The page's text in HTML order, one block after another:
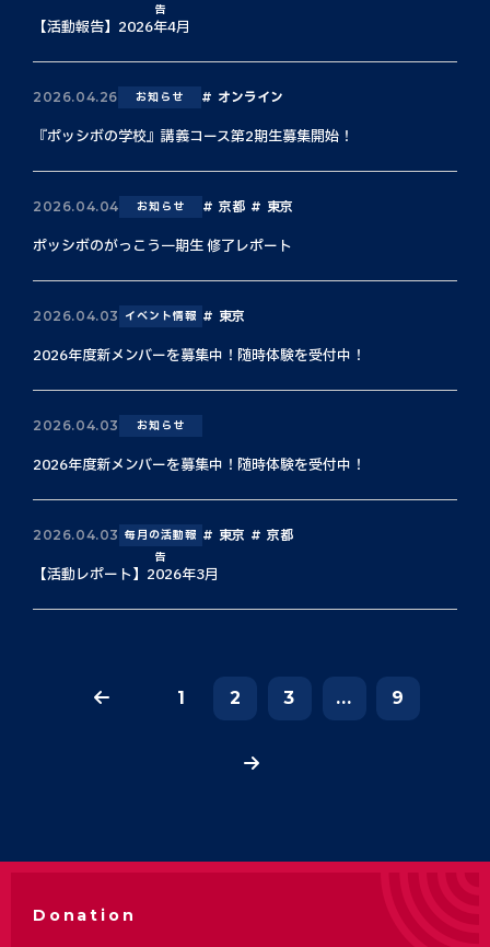
告
【活動報告】2026年4月
2026.04.26 お知らせ オンライン
『ポッシボの学校』講義コース第2期生募集開始！
2026.04.04 お知らせ 京都 東京
ポッシボのがっこう一期生 修了レポート
2026.04.03 イベント情報 東京
2026年度新メンバーを募集中！随時体験を受付中！
2026.04.03 お知らせ
2026年度新メンバーを募集中！随時体験を受付中！
2026.04.03 毎月の活動報
告
東京 京都
【活動レポート】2026年3月
1 2 3 ... 9
Donation